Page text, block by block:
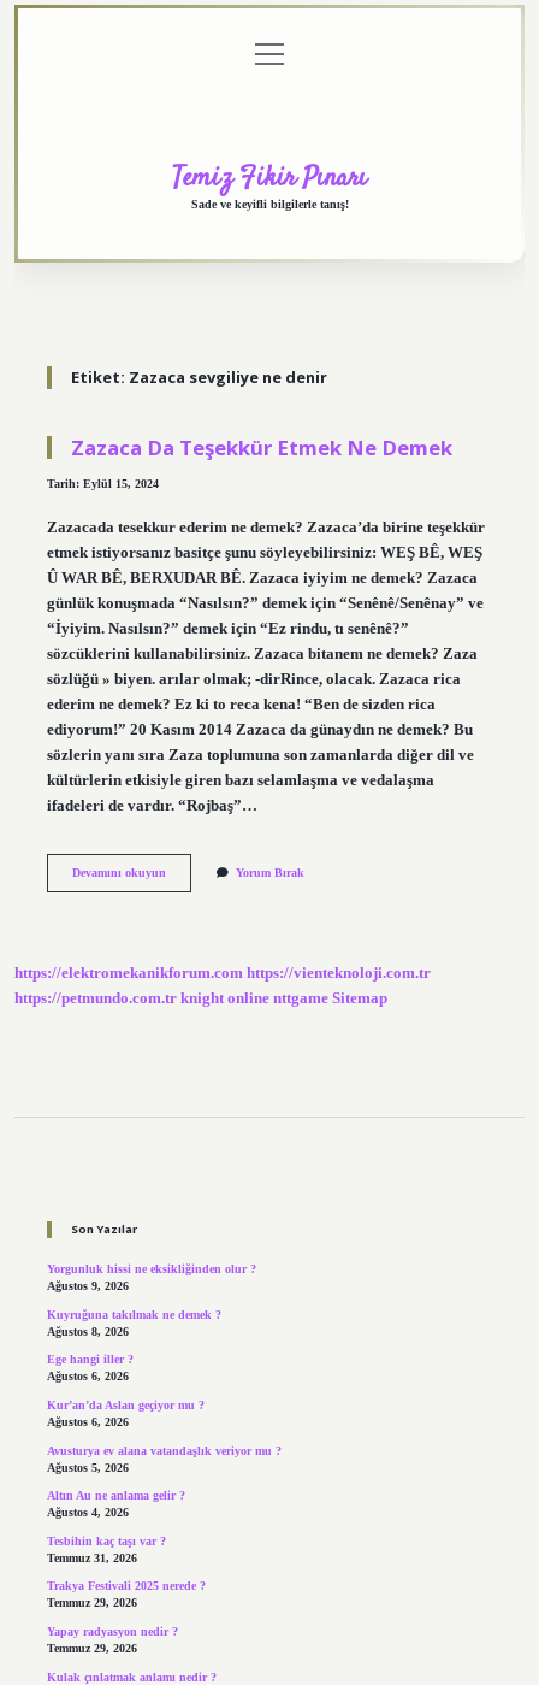
menüyü
aç
Temiz Fikir Pınarı
Sade ve keyifli bilgilerle tanış!
Etiket: Zazaca sevgiliye ne denir
Zazaca Da Teşekkür Etmek Ne Demek
Tarih: Eylül 15, 2024
Zazacada tesekkur ederim ne demek? Zazaca’da birine teşekkür
etmek istiyorsanız basitçe şunu söyleyebilirsiniz: WEŞ BÊ, WEŞ
Û WAR BÊ, BERXUDAR BÊ. Zazaca iyiyim ne demek? Zazaca
günlük konuşmada “Nasılsın?” demek için “Senênê/Senênay” ve
“İyiyim. Nasılsın?” demek için “Ez rindu, tı senênê?”
sözcüklerini kullanabilirsiniz. Zazaca bitanem ne demek? Zaza
sözlüğü » biyen. arılar olmak; -dirRince, olacak. Zazaca rica
ederim ne demek? Ez ki to reca kena! “Ben de sizden rica
ediyorum!” 20 Kasım 2014 Zazaca da günaydın ne demek? Bu
sözlerin yanı sıra Zaza toplumuna son zamanlarda diğer dil ve
kültürlerin etkisiyle giren bazı selamlaşma ve vedalaşma
ifadeleri de vardır. “Rojbaş”…
Devamını okuyunZazaca
Yorum Bırak
https://elektromekanikforum.com https://vienteknoloji.com.tr
https://petmundo.com.tr knight online nttgame Sitemap
Son Yazılar
Yorgunluk hissi ne eksikliğinden olur ?
Ağustos 9, 2026
Kuyruğuna takılmak ne demek ?
Ağustos 8, 2026
Ege hangi iller ?
Ağustos 6, 2026
Kur’an’da Aslan geçiyor mu ?
Ağustos 6, 2026
Avusturya ev alana vatandaşlık veriyor mu ?
Ağustos 5, 2026
Altın Au ne anlama gelir ?
Ağustos 4, 2026
Tesbihin kaç taşı var ?
Temmuz 31, 2026
Trakya Festivali 2025 nerede ?
Temmuz 29, 2026
Yapay radyasyon nedir ?
Temmuz 29, 2026
Kulak çınlatmak anlamı nedir ?